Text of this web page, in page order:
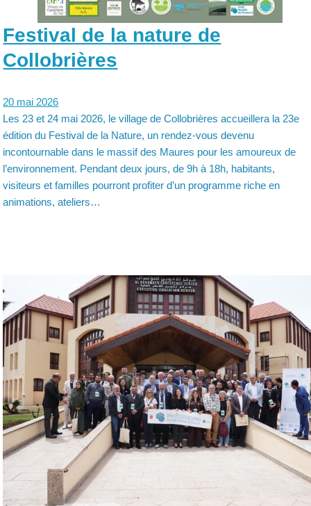
Festival de la nature de
Collobrières
20 mai 2026
Les 23 et 24 mai 2026, le village de Collobrières accueillera la 23e
édition du Festival de la Nature, un rendez-vous devenu
incontournable dans le massif des Maures pour les amoureux de
l’environnement. Pendant deux jours, de 9h à 18h, habitants,
visiteurs et familles pourront profiter d’un programme riche en
animations, ateliers…